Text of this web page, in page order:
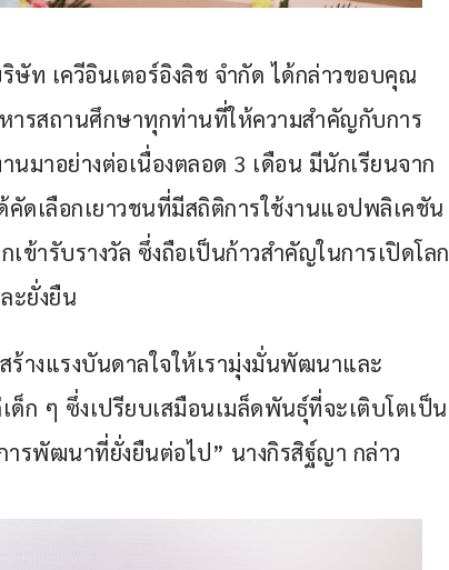
ท เควีอินเตอร์อิงลิช จำกัด ได้กล่าวขอบคุณ
รสถานศึกษาทุกท่านที่ให้ความสำคัญกับการ
นมาอย่างต่อเนื่องตลอด 3 เดือน มีนักเรียนจาก
คัดเลือกเยาวชนที่มีสถิติการใช้งานแอปพลิเคชัน
ข้ารับรางวัล ซึ่งถือเป็นก้าวสำคัญในการเปิดโลก
ะยั่งยืน
างแรงบันดาลใจให้เรามุ่งมั่นพัฒนาและ
ด็ก ๆ ซึ่งเปรียบเสมือนเมล็ดพันธุ์ที่จะเติบโตเป็น
พัฒนาที่ยั่งยืนต่อไป” นางกิรสิฐ์ญา กล่าว